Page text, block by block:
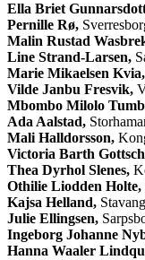
Ella Briet
Pernille Rø,
Malin Rustad
Line Strand-Larsen,
Marie Mikaelsen Kvia,
Vilde Janbu Fresvik,
Mbombo Milolo
Ada Aalstad,
Mali Halldorsson,
Victoria Barth
Thea Dyrhol Slenes,
Othilie Liodden Holte,
Kajsa Helland,
Julie Ellingsen,
Ingeborg Johanne
Hanna Waaler